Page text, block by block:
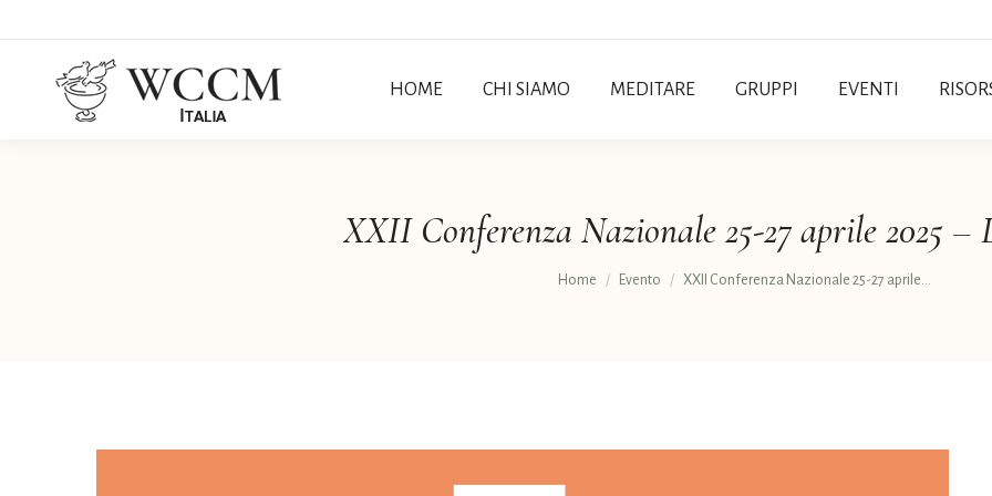
HOME CHI SIAMO MEDITARE GRUPPI EVENTI
XXII Conferenza Nazionale 25-27 aprile 2025 –
Tu sei qui:
Home Evento XXII Conferenza Nazionale 25-27 aprile…